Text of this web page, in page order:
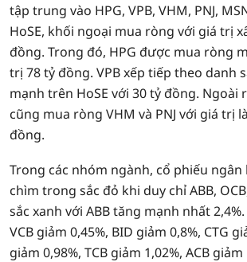
tập trung vào HPG, VPB, VHM, PNJ,
HoSE, khối ngoại mua ròng với giá trị
đồng. Trong đó, HPG được mua ròng
trị 78 tỷ đồng. VPB xếp tiếp theo danh
mạnh trên HoSE với 30 tỷ đồng. Ngoài
cũng mua ròng VHM và PNJ với giá trị
đồng.
Trong các nhóm ngành, cổ phiếu
chìm trong sắc đỏ khi duy chỉ ABB,
sắc xanh với ABB tăng mạnh nhất
VCB giảm 0,45%, BID giảm 0,8%, CTG
giảm 0,98%, TCB giảm 1,02%, ACB